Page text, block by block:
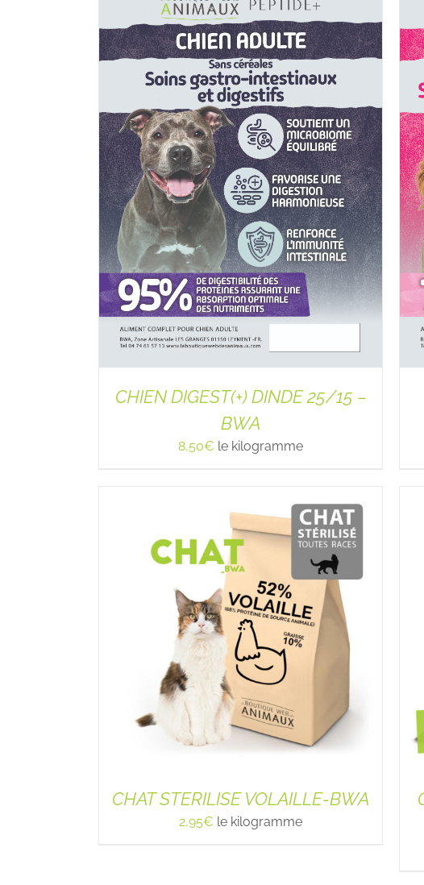
CHIEN DIGEST(+) DINDE 25/15 –
BWA
8,50€ le kilogramme
CHAT STERILISE VOLAILLE-BWA
2,95€ le kilogramme